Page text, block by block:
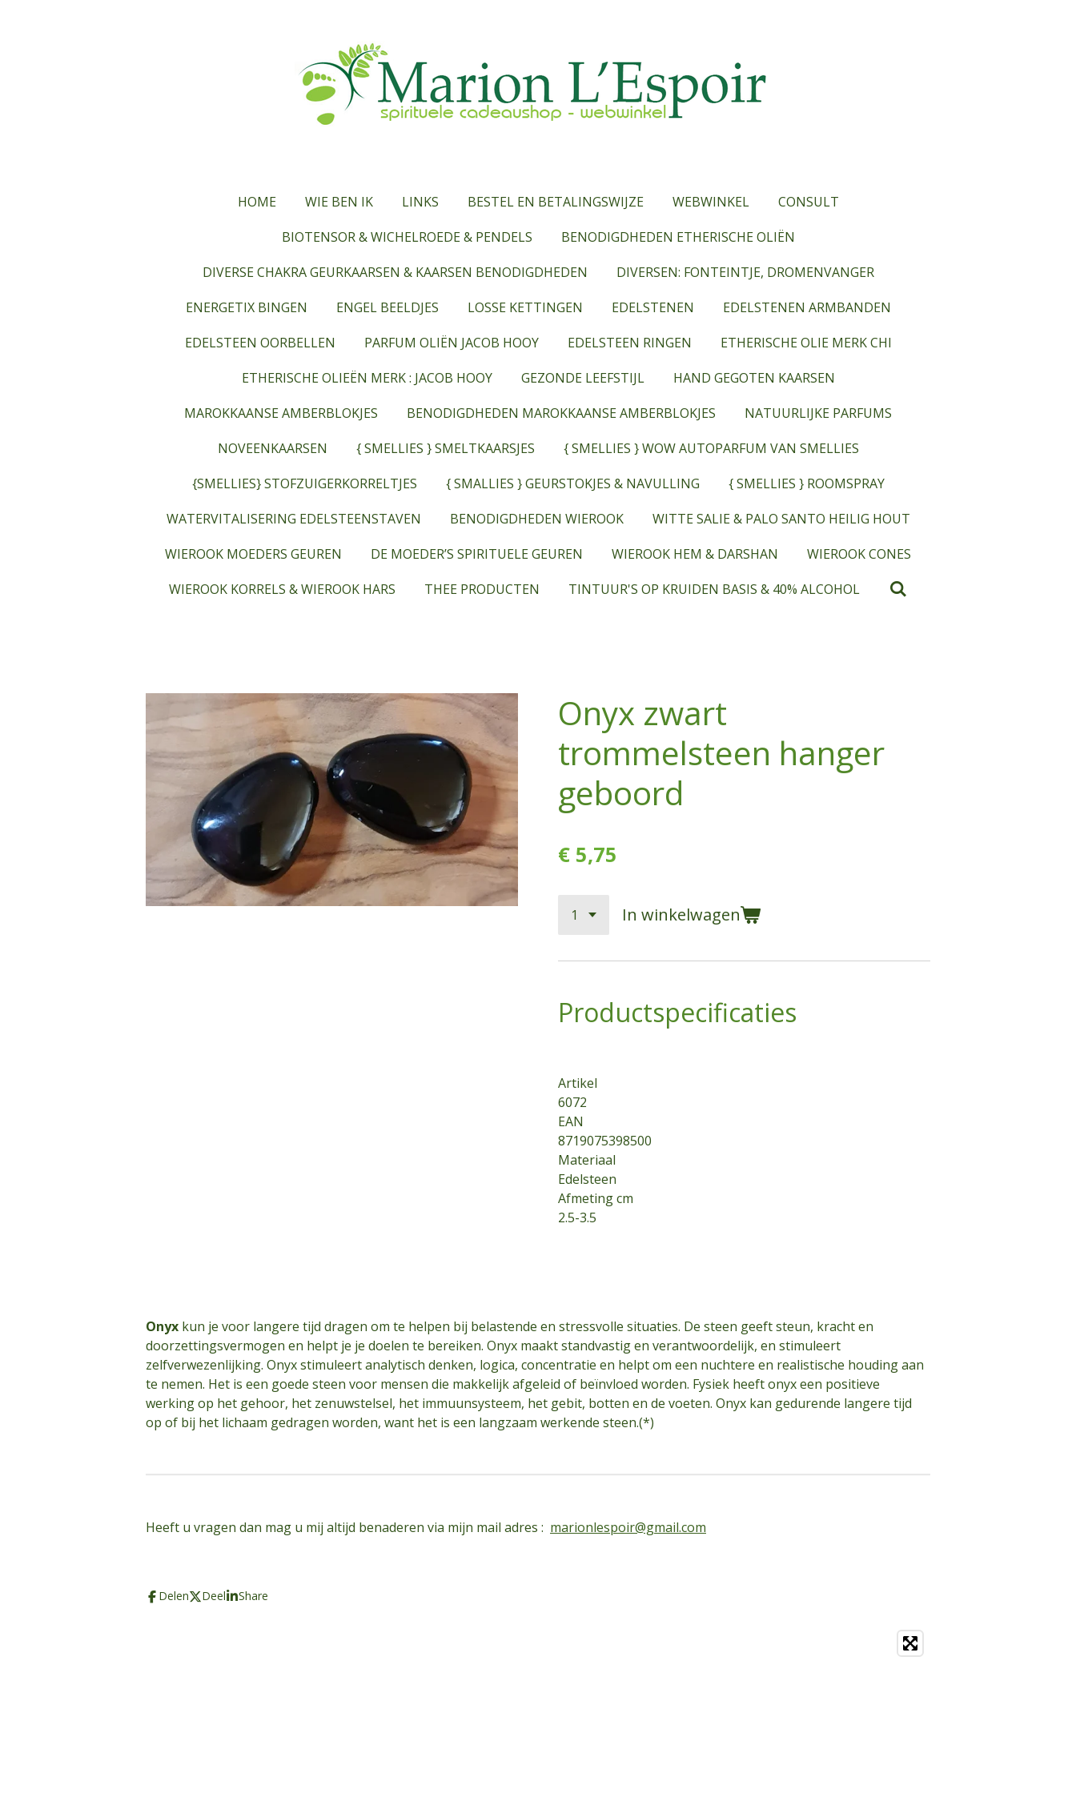
HOME WIE BEN IK LINKS BESTEL EN BETALINGSWIJZE WEBWINKEL
CONSULT
BIOTENSOR & WICHELROEDE & PENDELS
BENODIGDHEDEN ETHERISCHE OLIËN
DIVERSE CHAKRA GEURKAARSEN & KAARSEN BENODIGDHEDEN
DIVERSEN: FONTEINTJE, DROMENVANGER
ENERGETIX BINGEN
ENGEL BEELDJES LOSSE KETTINGEN EDELSTENEN
EDELSTENEN ARMBANDEN
EDELSTEEN OORBELLEN
PARFUM OLIËN JACOB HOOY EDELSTEEN RINGEN
ETHERISCHE OLIE MERK CHI
ETHERISCHE OLIEËN MERK : JACOB HOOY
GEZONDE LEEFSTIJL
HAND GEGOTEN KAARSEN
MAROKKAANSE AMBERBLOKJES
BENODIGDHEDEN MAROKKAANSE AMBERBLOKJES
NATUURLIJKE PARFUMS
NOVEENKAARSEN
{ SMELLIES } SMELTKAARSJES
{ SMELLIES } WOW AUTOPARFUM VAN SMELLIES
{SMELLIES} STOFZUIGERKORRELTJES
{ SMALLIES } GEURSTOKJES & NAVULLING
{ SMELLIES } ROOMSPRAY
WATERVITALISERING EDELSTEENSTAVEN
BENODIGDHEDEN WIEROOK
WITTE SALIE & PALO SANTO HEILIG HOUT
WIEROOK MOEDERS GEUREN
DE MOEDER’S SPIRITUELE GEUREN WIEROOK HEM & DARSHAN
WIEROOK CONES
WIEROOK KORRELS & WIEROOK HARS
THEE PRODUCTEN TINTUUR'S OP KRUIDEN BASIS & 40% ALCOHOL
Onyx zwart
trommelsteen hanger
geboord
€ 5,75
In winkelwagen
Productspecificaties
Artikel
6072
EAN
8719075398500
Materiaal
Edelsteen
Afmeting cm
2.5-3.5
Onyx kun je voor langere tijd dragen om te helpen bij belastende en stressvolle situaties. De steen geeft steun, kracht en
doorzettingsvermogen en helpt je je doelen te bereiken. Onyx maakt standvastig en verantwoordelijk, en stimuleert
zelfverwezenlijking. Onyx stimuleert analytisch denken, logica, concentratie en helpt om een nuchtere en realistische houding aan
te nemen. Het is een goede steen voor mensen die makkelijk afgeleid of beïnvloed worden. Fysiek heeft onyx een positieve
werking op het gehoor, het zenuwstelsel, het immuunsysteem, het gebit, botten en de voeten. Onyx kan gedurende langere tijd
op of bij het lichaam gedragen worden, want het is een langzaam werkende steen.(*)
Heeft u vragen dan mag u mij altijd benaderen via mijn mail adres : marionlespoir@gmail.com
Delen Deel Share